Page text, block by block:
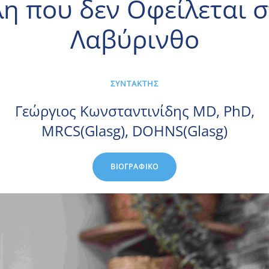
που δεν Οφείλεται
Λαβύρινθο
ΣΥΝΤΑΚΤΗΣ
Γεώργιος Κωνσταντινίδης MD, PhD,
MRCS(Glasg), DOHNS(Glasg)
ΒΙΟΓΡΑΦΙΚΌ